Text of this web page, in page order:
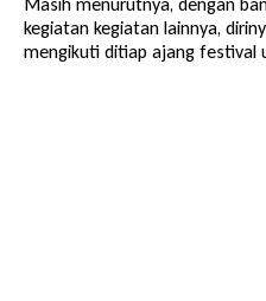
kegiatan kegiatan lainnya,
mengikuti ditiap ajang festival